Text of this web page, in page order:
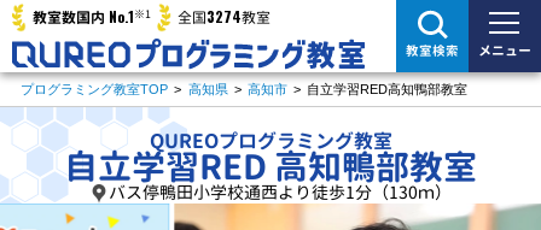
教室数国内 No.1※1 全国3274教室
教室検索 メニュー
プログラミング教室TOP > 高知県 > 高知市 > 自立学習RED高知鴨部教室
QUREOプログラミング教室
自立学習RED 高知鴨部教室
バス停鴨田小学校通西より徒歩1分（130ｍ）